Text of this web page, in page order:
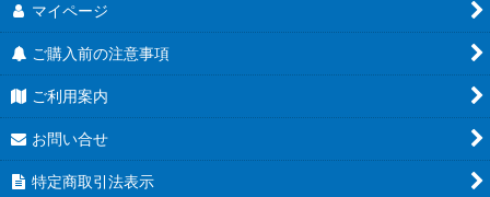
マイページ
ご購入前の注意事項
ご利用案内
お問い合せ
特定商取引法表示